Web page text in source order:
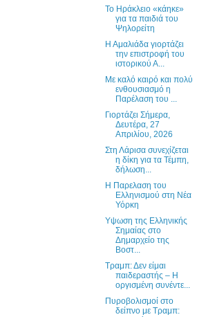
Το Ηράκλειο «κάηκε»
για τα παιδιά του
Ψηλορείτη
Η Αμαλιάδα γιορτάζει
την επιστροφή του
ιστορικού Α...
Με καλό καιρό και πολύ
ενθουσιασμό η
Παρέλαση του ...
Γιορτάζει Σήμερα,
Δευτέρα, 27
Απριλίου, 2026
Στη Λάρισα συνεχίζεται
η δίκη για τα Τέμπη,
δήλωση...
H Παρελαση του
Ελληνισμού στη Νέα
Υόρκη
Υψωση της Ελληνικής
Σημαίας στο
Δημαρχείο της
Βοστ...
Τραμπ: Δεν είμαι
παιδεραστής – Η
οργισμένη συνέντε...
Πυροβολισμοί στο
δείπνο με Τραμπ: